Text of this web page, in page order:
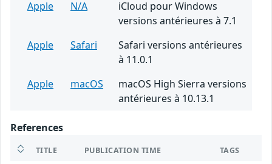
Apple
N/A
iCloud pour Windows
versions antérieures à 7.1
Apple
Safari
Safari versions antérieures
à 11.0.1
Apple
macOS
macOS High Sierra versions
antérieures à 10.13.1
References
TITLE PUBLICATION TIME TAGS